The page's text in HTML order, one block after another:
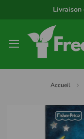
Accueil
Panneau de gestion des